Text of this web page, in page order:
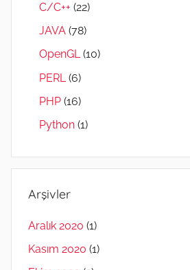
C/C++ (22)
JAVA (78)
OpenGL(10)
PERL (6)
PHP (16)
Python (1)
Arşivler
Aralık 2020 (1)
Kasım 2020 (1)